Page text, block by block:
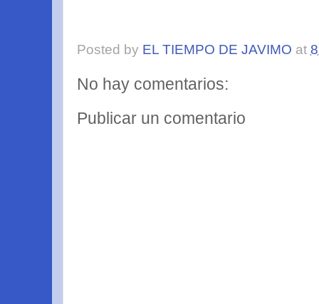
Posted by EL TIEMPO DE JAVIMO at
No hay comentarios:
Publicar un comentario